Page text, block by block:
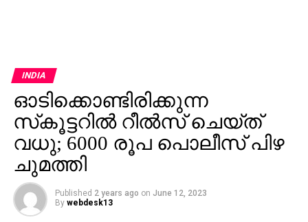
INDIA
ഓടിക്കൊണ്ടിരിക്കുന്ന
സ്‌കൂട്ടറില്‍ റീല്‍സ് ചെയ്ത്
വധു; 6000 രൂപ പൊലീസ് പിഴ
ചുമത്തി
Published 2 years ago on June 12, 2023
By webdesk13